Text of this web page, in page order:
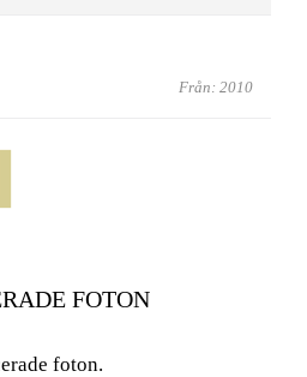
Från: 2010
FOTON
foton.